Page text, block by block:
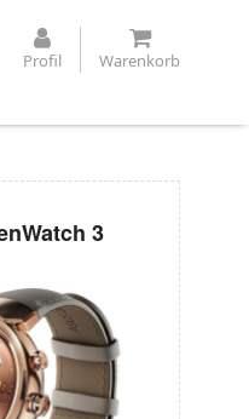
Profil Warenkorb
3